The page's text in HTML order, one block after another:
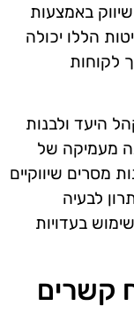
באמצעות
הללו יכולה
לקוחות
היעד ולבנות
מעמיקה של
מסרים שיווקיים
לבעיה
בעדויות
קשרים